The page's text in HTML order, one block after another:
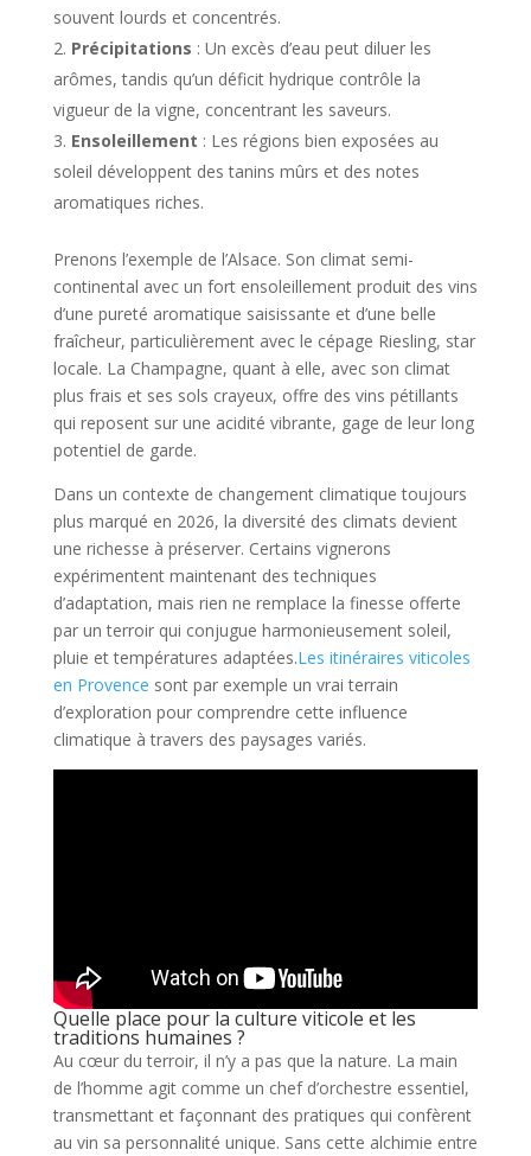
souvent lourds et concentrés.
Précipitations : Un excès d’eau peut diluer les
arômes, tandis qu’un déficit hydrique contrôle la
vigueur de la vigne, concentrant les saveurs.
Ensoleillement : Les régions bien exposées au
soleil développent des tanins mûrs et des notes
aromatiques riches.
Prenons l’exemple de l’Alsace. Son climat semi-
continental avec un fort ensoleillement produit des vins
d’une pureté aromatique saisissante et d’une belle
fraîcheur, particulièrement avec le cépage Riesling, star
locale. La Champagne, quant à elle, avec son climat
plus frais et ses sols crayeux, offre des vins pétillants
qui reposent sur une acidité vibrante, gage de leur long
potentiel de garde.
Dans un contexte de changement climatique toujours
plus marqué en 2026, la diversité des climats devient
une richesse à préserver. Certains vignerons
expérimentent maintenant des techniques
d’adaptation, mais rien ne remplace la finesse offerte
par un terroir qui conjugue harmonieusement soleil,
pluie et températures adaptées.Les itinéraires viticoles
en Provence sont par exemple un vrai terrain
d’exploration pour comprendre cette influence
climatique à travers des paysages variés.
Quelle place pour la culture viticole et les
traditions humaines ?
Au cœur du terroir, il n’y a pas que la nature. La main
de l’homme agit comme un chef d’orchestre essentiel,
transmettant et façonnant des pratiques qui confèrent
au vin sa personnalité unique. Sans cette alchimie entre